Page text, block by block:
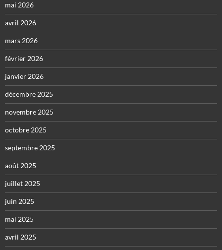
mai 2026
avril 2026
mars 2026
février 2026
janvier 2026
décembre 2025
novembre 2025
octobre 2025
septembre 2025
août 2025
juillet 2025
juin 2025
mai 2025
avril 2025